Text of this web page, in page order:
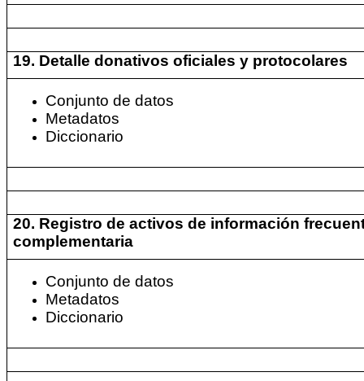
19. Detalle donativos oficiales y protocolares
Conjunto de datos
Metadatos
Diccionario
20. Registro de activos de información
complementaria
Conjunto de datos
Metadatos
Diccionario